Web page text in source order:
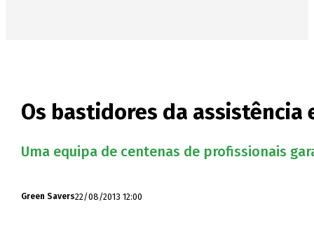
Os bastidores da assistência
Uma equipa de centenas de profissionais
Green Savers22/08/2013 12:00